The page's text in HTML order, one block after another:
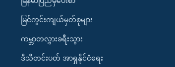
မြင်ကွင်းကျယ်မှတ်စုများ
ကမ္ဘာတလွှားခရီးသွား
ဒီသီတင်းပတ် အာရှနိုင်ငံရေး